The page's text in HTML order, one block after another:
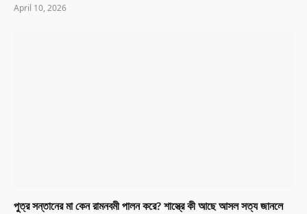
April 10, 2026
পুত্র সন্তানের মা কেন রামনবমী পালন করে? শাস্ত্রে কী আছে আসল সত্য জানলে